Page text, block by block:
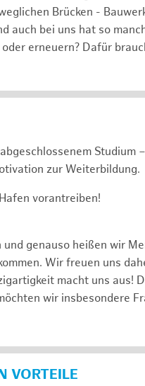
Brücken -
auch bei uns hat so
erneuern? Dafür
Studium
zur Weiterbildung.
vorantreiben!
genauso heißen wir
Wir freuen uns
macht uns aus!
wir insbesondere
VORTEILE